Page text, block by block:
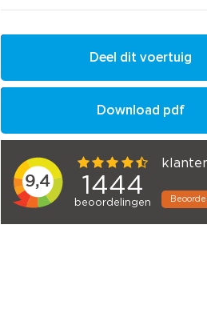
Deel dit voertuig
Download pdf